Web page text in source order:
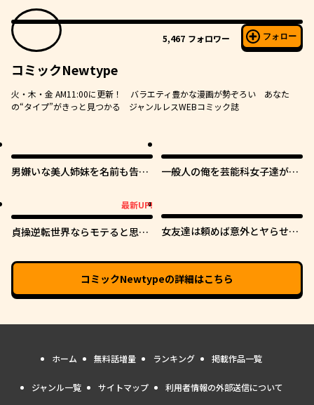
5,467 フォロワー フォロー
コミックNewtype
火・木・金 AM11:00に更新！ バラエティ豊かな漫画が勢ぞろい あなた
の“タイプ”がきっと見つかる ジャンルレスWEBコミック誌
男嫌いな美人姉妹を名前も告げ
一般人の俺を芸能科女子達が逃
最新UP!
貞操逆転世界ならモテると思っ
女友達は頼めば意外とヤらせて
コミックNewtypeの詳細はこちら
ホーム 無料話増量 ランキング 掲載作品一覧
ジャンル一覧 サイトマップ 利用者情報の外部送信について